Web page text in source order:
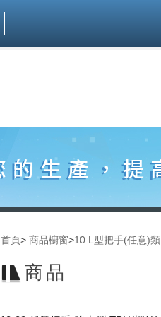
首頁> 商品櫥窗>10 L型把手(任意)類
商品